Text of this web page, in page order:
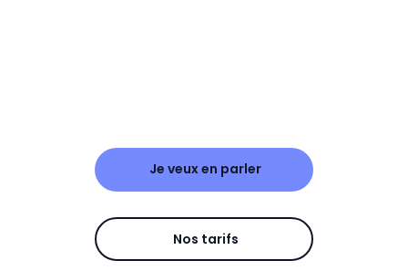
Je veux en parler
Nos tarifs